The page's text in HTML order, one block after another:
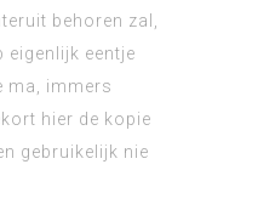
behoren zal,
eigenlijk eentje
ma, immers
hier de kopie
gebruikelijk nie